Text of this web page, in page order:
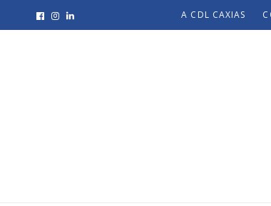
A CDL CAXIAS